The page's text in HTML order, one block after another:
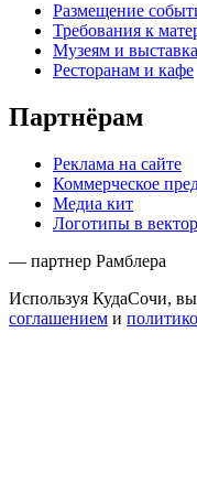
Размещение
Требования к
Музеям и
Ресторанам и кафе
Партнёрам
Реклама на сайте
Коммерческое
Медиа кит
Логотипы в
— партнер Рамблера
Используя КудаСочи, вы
соглашением и